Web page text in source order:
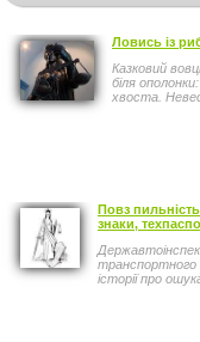
Ловись із
Казковий
біля
хвоста.
Повз
знаки,
транспортного
історії про